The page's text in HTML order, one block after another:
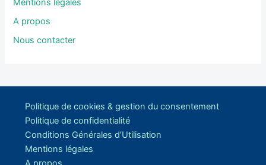
Mentions légales
A propos
Nous contacter
Politique de cookies & gestion du consentement
Politique de confidentialité
Conditions Générales d’Utilisation
Mentions légales